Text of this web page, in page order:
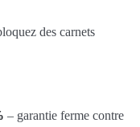
des carnets
– garantie ferme contre